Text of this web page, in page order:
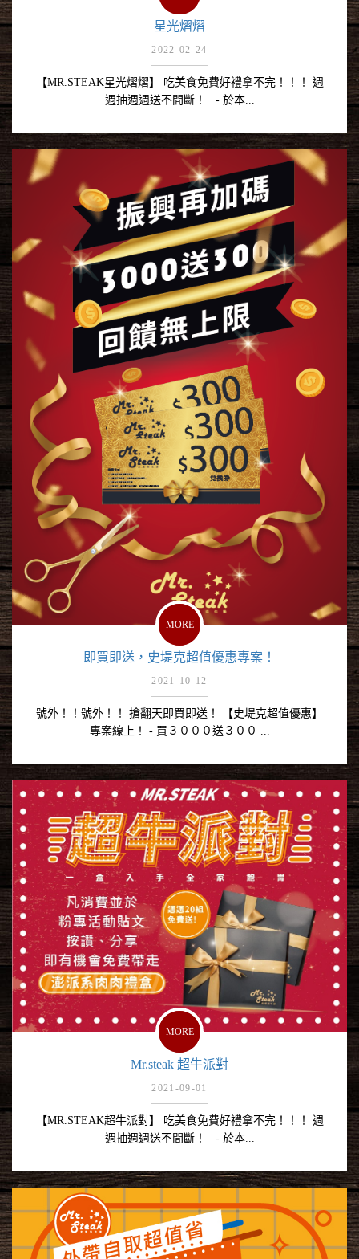
星光熠熠
2022-02-24
【MR.STEAK星光熠熠】 吃美食免費好禮拿不完！！！ 週
週抽週週送不間斷！ - 於本...
即買即送，史堤克超值優惠專案！
2021-10-12
號外！！號外！！ 搶翻天即買即送！ 【史堤克超值優惠】
專案線上！ - 買３０００送３００ ...
MORE
Mr.steak 超牛派對
2021-09-01
【MR.STEAK超牛派對】 吃美食免費好禮拿不完！！！ 週
週抽週週送不間斷！ - 於本...
MORE